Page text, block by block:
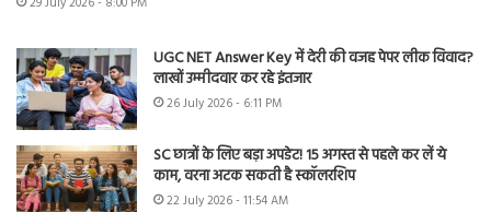
UGC NET Answer Key में देरी की वजह पेपर लीक विवाद?
लाखों उम्मीदवार कर रहे इंतजार
26 July 2026 - 6:11 PM
SC छात्रों के लिए बड़ा अपडेट! 15 अगस्त से पहले कर लें ये
काम, वरना अटक सकती है स्कॉलरशिप
22 July 2026 - 11:54 AM